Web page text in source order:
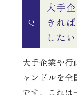
Q
大手
きれ
した
大手企業や行
ャンドルを全
です。これは